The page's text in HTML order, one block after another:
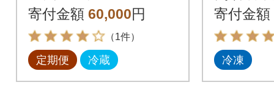
とし、焼肉、赤身ブロ
ック肉
寄付金額 60,000円
（1件）
定期便 冷蔵
ック)(吉
寄付金額
冷凍